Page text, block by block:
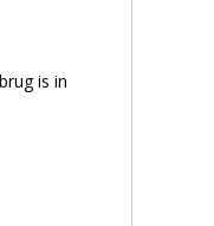
is in